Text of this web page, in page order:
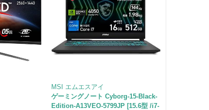
MSI エムエスアイ
ゲーミングノート Cyborg-15-Black-
Edition-A13VEO-5799JP [15.6型 /i7-